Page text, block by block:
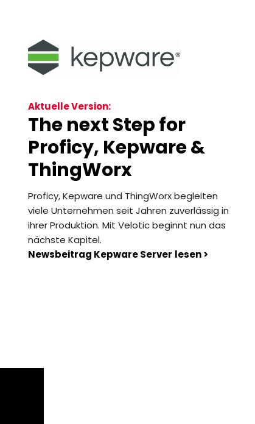
Aktuelle Version:
The next Step for
Proficy, Kepware &
ThingWorx
Proficy, Kepware und ThingWorx begleiten
viele Unternehmen seit Jahren zuverlässig in
ihrer Produktion. Mit Velotic beginnt nun das
nächste Kapitel.
Newsbeitrag Kepware Server lesen >